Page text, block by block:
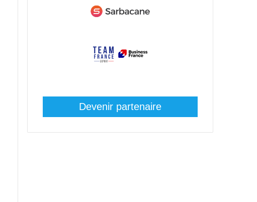
Devenir partenaire